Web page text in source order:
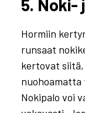
5. Noki-
Hormiin
runsaat
kertovat
nuohoamatta
Nokipalo voi